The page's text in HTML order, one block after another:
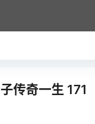
传奇一生 171